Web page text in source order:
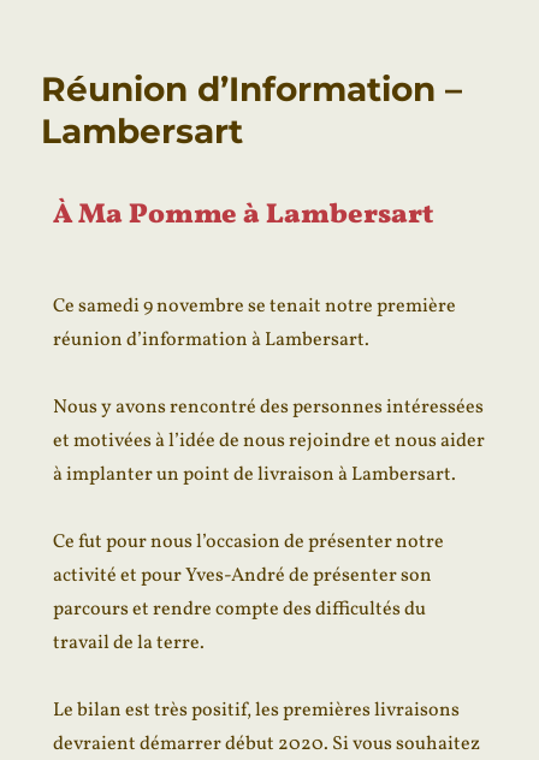
Réunion d’Information –
Lambersart
À Ma Pomme à Lambersart
Ce samedi 9 novembre se tenait notre première
réunion d’information à Lambersart.
Nous y avons rencontré des personnes intéressées
et motivées à l’idée de nous rejoindre et nous aider
à implanter un point de livraison à Lambersart.
Ce fut pour nous l’occasion de présenter notre
activité et pour Yves-André de présenter son
parcours et rendre compte des difficultés du
travail de la terre.
Le bilan est très positif, les premières livraisons
devraient démarrer début 2020. Si vous souhaitez